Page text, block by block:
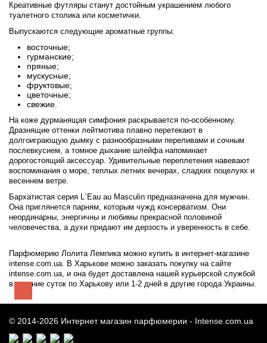
Креативные футляры станут достойным украшением любого
туалетного столика или косметички.
Выпускаются следующие ароматные группы:
восточные;
гурманские;
пряные;
мускусные;
фруктовые;
цветочные;
свежие.
На коже дурманящая симфония раскрывается по-особенному.
Дразнящие оттенки лейтмотива плавно перетекают в
долгоиграющую дымку с разнообразными переливами и сочным
послевкусием, а томное дыхание шлейфа напоминает
дорогостоящий аксессуар. Удивительные переплетения навевают
воспоминания о море, теплых летних вечерах, сладких поцелуях и
весеннем ветре.
Бархатистая серия L`Eau au Masculin предназначена для мужчин.
Она приглянется парням, которым чужд консерватизм. Они
неординарны, энергичны и любимы прекрасной половиной
человечества, а духи придают им дерзость и уверенность в себе.
Парфюмерию Лолита Лемпика можно купить в интернет-магазине
intense.com.ua. В Харькове можно заказать покупку на сайте
intense.com.ua, и она будет доставлена нашей курьерской службой
в течение суток по Харькову или 1-2 дней в другие города Украины.
© 2014-2026 Интернет магазин парфюмерии - Intense.com.ua